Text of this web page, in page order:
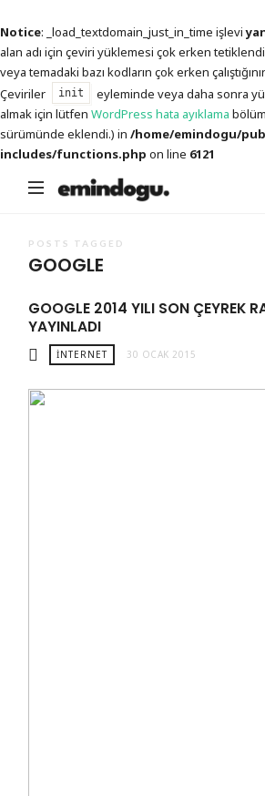
Notice: _load_textdomain_just_in_time işlevi
alan adı için çeviri yüklemesi çok erken
veya temadaki bazı kodların çok erken
Çeviriler
init
eyleminde veya daha sonra
almak için lütfen WordPress hata ayıklama
sürümünde eklendi.) in /home/emindogu/
includes/functions.php on line 6121
Emin
POSTS TAGGED
GOOGLE
GOOGLE 2014 YILI SON ÇEYREK
YAYINLADI
İNTERNET 30 OCAK 2015